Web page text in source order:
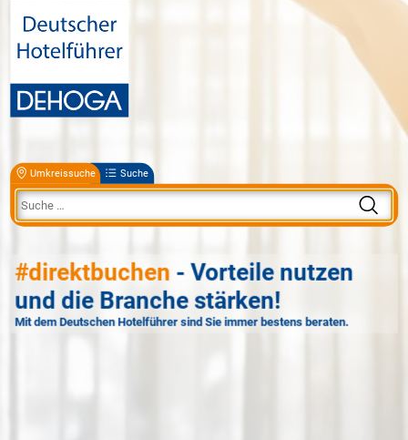
Umkreissuche Suche
#direktbuchen - Vorteile nutzen
und die Branche stärken!
Mit dem Deutschen Hotelführer sind Sie immer bestens beraten.